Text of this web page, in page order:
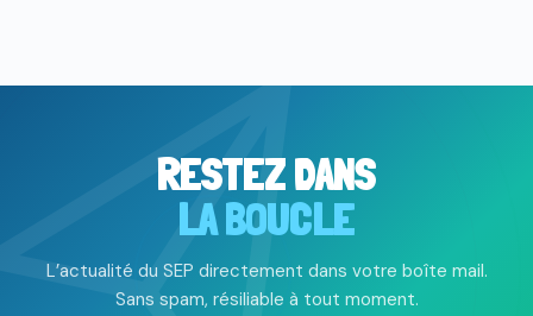
RESTEZ DANS
LA BOUCLE
L’actualité du SEP directement dans votre boîte mail.
Sans spam, résiliable à tout moment.